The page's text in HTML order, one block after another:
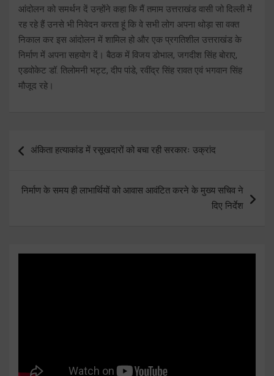
आंदोलन को समर्थन दें उन्होंने कहा कि मैं तमाम उत्तराखंड वासी जो दिल्ली में
रह रहे हैं उनसे भी निवेदन करता हूं कि वे सभी लोग अपना थोड़ा सा वक्त
निकाल कर इस आंदोलन में शामिल हो और एक प्रगतिशील उत्तराखंड के
निर्माण में अपना सहयोग दें। बैठक में विजय डोभाल, जगदीश सिंह बोराए,
एडवोकेट डॉ. तिलोमनी भट्ट, दीप पांडे, रवींद्र सिंह रावत एवं भगवान सिंह
मौजूद रहे।
navigation
अंकिता हत्याकांड में रसूखदारों को बचा रही सरकारः उक्रांद
निर्माण के समय ही लाभार्थियों को आवास आवंटित करने के मुख्य सचिव ने
दिए निर्देश